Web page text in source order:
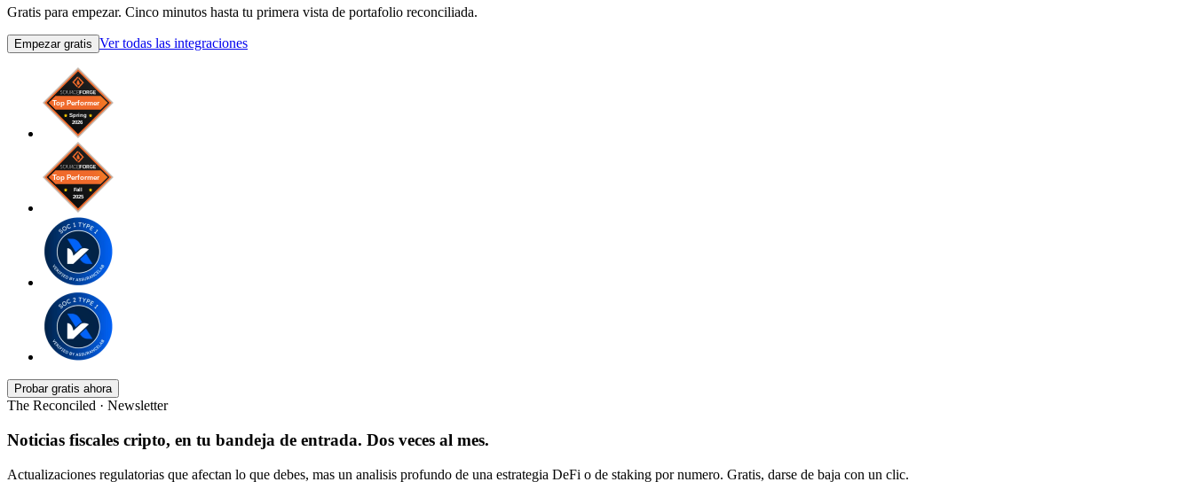
Gratis para empezar. Cinco minutos hasta tu primera vista de portafolio reconciliada.
Empezar gratis Ver todas las integraciones
Probar gratis ahora
The Reconciled · Newsletter
Noticias fiscales cripto, en tu bandeja de entrada. Dos veces al mes.
Actualizaciones regulatorias que afectan lo que debes, mas un analisis profundo de una estrategia DeFi o de staking por numero. Gratis, darse de baja con un clic.